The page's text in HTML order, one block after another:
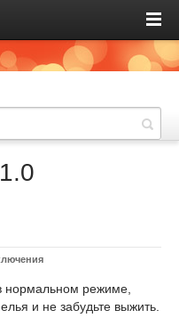
нормальном режиме,
и не забудьте выжить.